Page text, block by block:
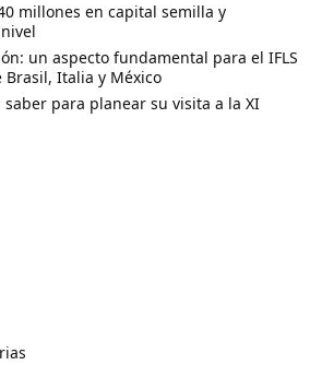
millones en capital semilla y
un aspecto fundamental para el IFLS
Brasil, Italia y México
saber para planear su visita a la XI